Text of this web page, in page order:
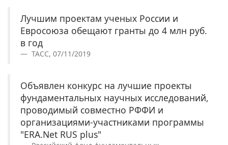
Лучшим проектам ученых России и
Евросоюза обещают гранты до 4 млн руб.
в год
ТАСС, 07/11/2019
Объявлен конкурс на лучшие проекты
фундаментальных научных исследований,
проводимый совместно РФФИ и
организациями-участниками программы
"ERA.Net RUS plus"